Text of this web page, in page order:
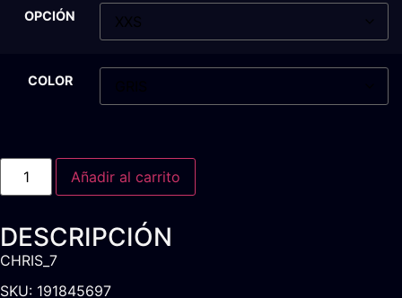
OPCIÓN
COLOR
Añadir al carrito
DESCRIPCIÓN
CHRIS_7
SKU: 191845697